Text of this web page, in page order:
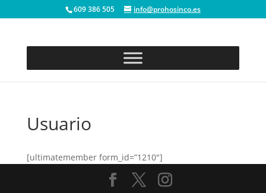
609 386 505 info@prohosinco.es
Usuario
[ultimatemember form_id=”1210″]